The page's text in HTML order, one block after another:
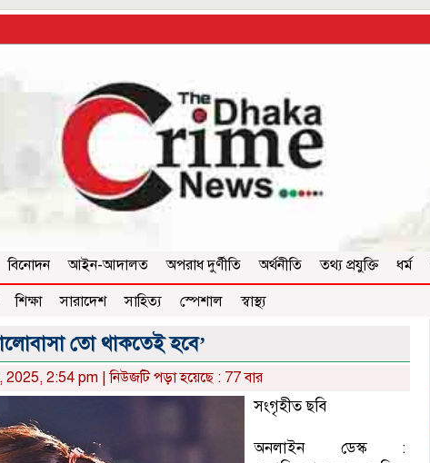
বিনোদন আইন-আদালত অপরাধ দুর্ণীতি অর্থনীতি তথ্য প্রযুক্তি ধর্ম
শিক্ষা সারাদেশ সাহিত্য স্পেশাল স্বাস্থ্য
তো থাকতেই হবে’
2:54 pm | নিউজটি পড়া হয়েছে : 77 বার
সংগৃহীত ছবি
অনলাইন ডেস্ক :